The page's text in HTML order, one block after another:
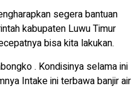
segera bantuan
kabupaten Luwu Timur
bisa kita lakukan.
. Kondisinya selama ini
Intake ini terbawa banjir air